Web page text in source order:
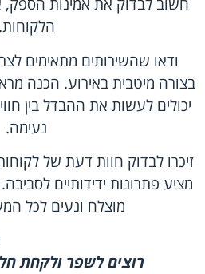
הלקוחות.
ודאו שהשירותים מתאימים
בצורה מיטבית באירוע. הכנה
יכולים לעשות את ההבדל בין
נעימה.
זיכרו לבדוק חוות דעת של
מציע פתרונות ידידותיים
מוצלח ונעים לכל
רוצים לשפר ולקחת